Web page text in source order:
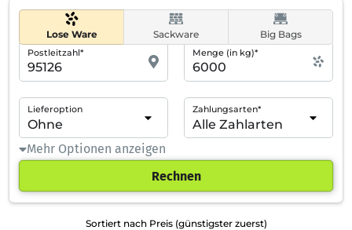
Lose Ware Sackware Big Bags
Postleitzahl* Menge (in kg)*
Lieferoption Zahlungsarten*
Mehr Optionen anzeigen
Rechnen
Sortiert nach Preis (günstigster zuerst)